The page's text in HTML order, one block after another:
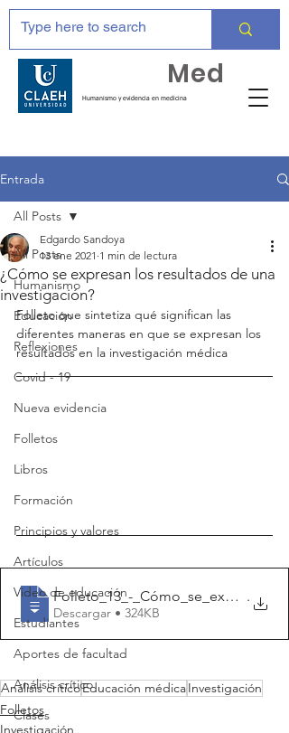
Humanismo y evidencia en medicina
Med
Entrada
All Posts
Humanismo
Educación
Reflexiones
Covid - 19
Nueva evidencia
Folletos
Libros
Formación
Principios y valores
Artículos
Video de educación
Estudiantes
Aportes de facultad
Análisis crítico
Clases
All Posts
¿Cómo se expresan los resultados de una
investigación?
Edgardo Sandoya
13 ene 2021 1 min de lectura
Folleto que sintetiza qué significan las
diferentes maneras en que se expresan los
resultados en la investigación médica
Folleto_13_- .
Descargar • 324KB
Análisis críticoEducación médicaInvestigación
Folletos
Investigación